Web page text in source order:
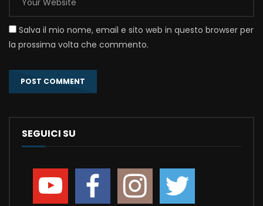
Salva il mio nome, email e sito web in questo browser per
la prossima volta che commento.
SEGUICI SU